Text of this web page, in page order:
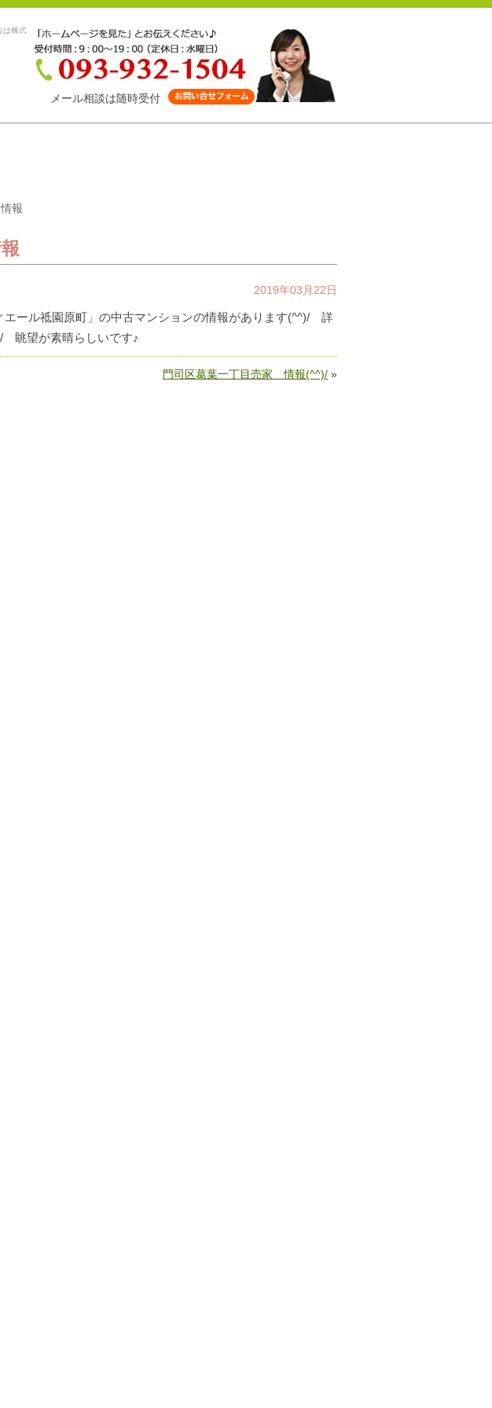
は株式
メール相談は随時受付
報
2019年03月22日
エール祗園原町」の中古マンションの情報があります(^^)/ 詳
眺望が素晴らしいです♪
門司区葛葉一丁目売家 情報(^^)/ »